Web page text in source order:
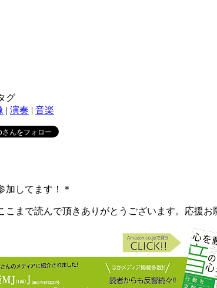
グ
| 演奏 | 音楽
加してます！＊
まで読んで頂きありがとうございます。応援お